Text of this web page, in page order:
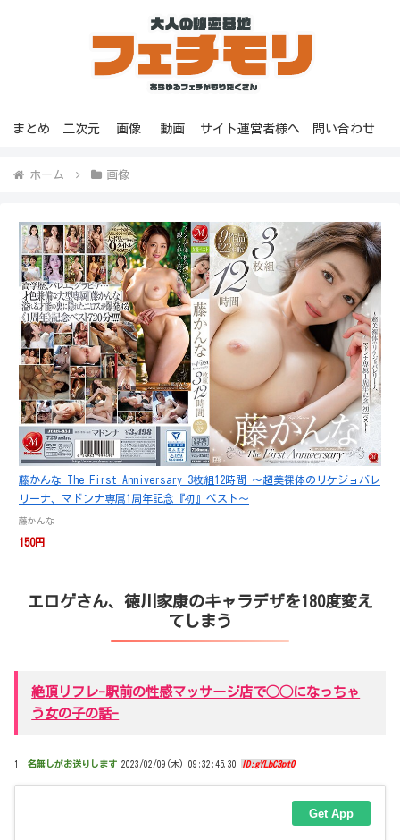
まとめ 二次元 画像 動画 サイト運営者様へ 問い合わせ
ホーム 画像
藤かんな The First Anniversary 3枚組12時間 ～超美裸体のリケジョバレ
リーナ、マドンナ専属1周年記念『初』ベスト～
藤かんな
150円
エロゲさん、徳川家康のキャラデザを180度変え
てしまう
絶頂リフレ-駅前の性感マッサージ店で◯◯になっちゃ
う女の子の話-
1: 名無しがお送りします 2023/02/09(木) 09:32:45.30 ID:gYLbC3pt0